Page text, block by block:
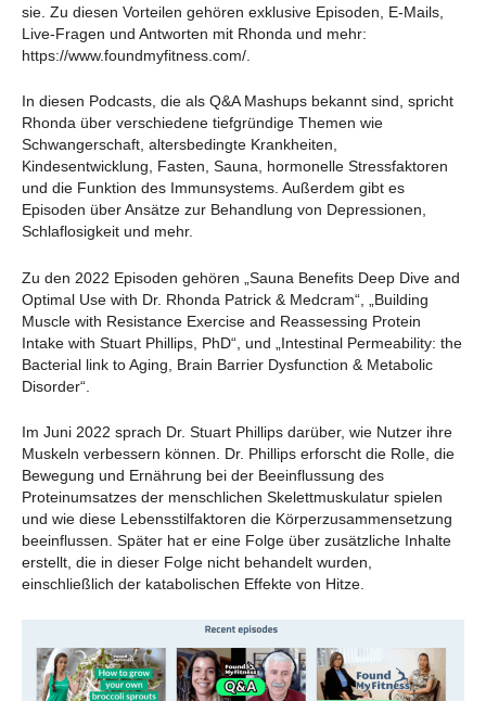
sie. Zu diesen Vorteilen gehören exklusive Episoden, E-Mails,
Live-Fragen und Antworten mit Rhonda und mehr:
https://www.foundmyfitness.com/.
In diesen Podcasts, die als Q&A Mashups bekannt sind, spricht
Rhonda über verschiedene tiefgründige Themen wie
Schwangerschaft, altersbedingte Krankheiten,
Kindesentwicklung, Fasten, Sauna, hormonelle Stressfaktoren
und die Funktion des Immunsystems. Außerdem gibt es
Episoden über Ansätze zur Behandlung von Depressionen,
Schlaflosigkeit und mehr.
Zu den 2022 Episoden gehören „Sauna Benefits Deep Dive and
Optimal Use with Dr. Rhonda Patrick & Medcram“, „Building
Muscle with Resistance Exercise and Reassessing Protein
Intake with Stuart Phillips, PhD“, und „Intestinal Permeability: the
Bacterial link to Aging, Brain Barrier Dysfunction & Metabolic
Disorder“.
Im Juni 2022 sprach Dr. Stuart Phillips darüber, wie Nutzer ihre
Muskeln verbessern können. Dr. Phillips erforscht die Rolle, die
Bewegung und Ernährung bei der Beeinflussung des
Proteinumsatzes der menschlichen Skelettmuskulatur spielen
und wie diese Lebensstilfaktoren die Körperzusammensetzung
beeinflussen. Später hat er eine Folge über zusätzliche Inhalte
erstellt, die in dieser Folge nicht behandelt wurden,
einschließlich der katabolischen Effekte von Hitze.